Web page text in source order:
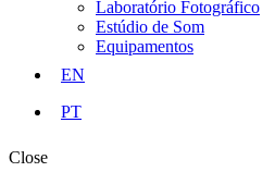
Laboratório Fotográfico
Estúdio de Som
Equipamentos
EN
PT
Close